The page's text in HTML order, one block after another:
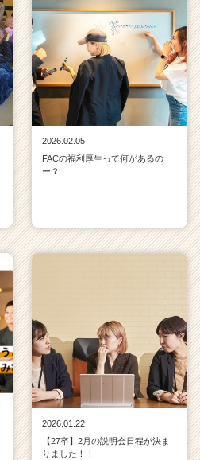
2026.02.05
FACの福利厚生って何があるの
ー？
2026.01.22
【27卒】2月の説明会日程が決ま
りました！！